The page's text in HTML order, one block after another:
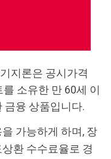
지론은 공시가격
소유한 만 60세 이
금융 상품입니다.
가능하게 하며, 장
환 수수료율로 경